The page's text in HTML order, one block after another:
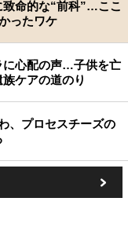
命的な“前科”…ここ
ったワケ
に心配の声…子供を亡
ケアの道のり
、プロセスチーズの